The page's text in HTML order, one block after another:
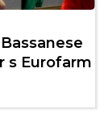
s Eurofarm